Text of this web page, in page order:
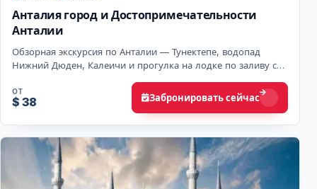
Анталия город и Достопримечательности
Анталии
Обзорная экскурсия по Анталии — Тунектепе, водопад
Нижний Дюден, Калеичи и прогулка на лодке по заливу с
ОТ
$ 38 Забронировать сейчас